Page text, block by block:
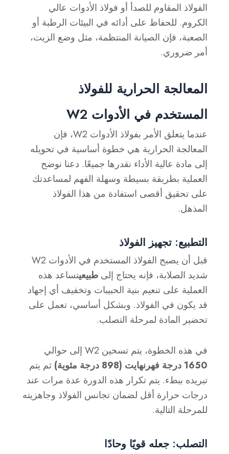
الفولاذ المقاوم للصدأ أو فولاذ الأدوات عالي
الكروم. للحفاظ على أدائه في البيئات الرطبة أو
الصعبة، فإن الصيانة المنتظمة، مثل وضع الزيت،
أمر ضروري.
المعالجة الحرارية للفولاذ
المستخدم في الأدوات W2
عندما يتعلق الأمر بفولاذ الأدوات W2، فإن
المعالجة الحرارية هي خطوة أساسية في تحويله
إلى مادة عالية الأداء نقدرها جميعًا. دعنا نوضح
العملية بطريقة بسيطة وسهلة الفهم لمساعدتك
على تحقيق أقصى استفادة من هذا الفولاذ
المذهل.
التطبيع: تجهيز الفولاذ
قبل أن يصبح الفولاذ المستخدم في الأدوات W2
شديد الصلابة، فإنه يحتاج إلىطبيعيتساعد هذه
العملية على تنعيم بنية الحبيبات وتخفيف أي إجهاد
قد يكون في الفولاذ. وبشكل أساسي، تعمل على
تحضير المادة لمرحلة التصلب.
في هذه الخطوة، يتم تسخين W2 إلى حوالي
1650 درجة فهرنهايت (898 درجة مئوية)
ثم يتم
تبريده ببطء. يتم تكرار هذه الدورة عدة مرات عند
درجات حرارة أقل لضمان تجانس الفولاذ وجاهزيته
للمرحلة التالية.
التصلب: جعله قويًا وحادًا